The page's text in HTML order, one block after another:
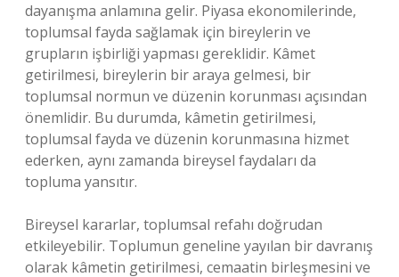
dayanışma anlamına gelir. Piyasa ekonomilerinde,
toplumsal fayda sağlamak için bireylerin ve
grupların işbirliği yapması gereklidir. Kâmet
getirilmesi, bireylerin bir araya gelmesi, bir
toplumsal normun ve düzenin korunması açısından
önemlidir. Bu durumda, kâmetin getirilmesi,
toplumsal fayda ve düzenin korunmasına hizmet
ederken, aynı zamanda bireysel faydaları da
topluma yansıtır.
Bireysel kararlar, toplumsal refahı doğrudan
etkileyebilir. Toplumun geneline yayılan bir davranış
olarak kâmetin getirilmesi, cemaatin birleşmesini ve